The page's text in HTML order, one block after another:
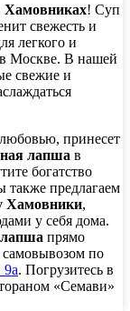
Хамовниках! Суп
свежесть и
легкого и
Москве. В нашей
свежие и
принесет
лапша в
богатство
также предлагаем
Хамовники,
у себя дома.
прямо
самовывозом по
9а. Погрузитесь в
«Семави»